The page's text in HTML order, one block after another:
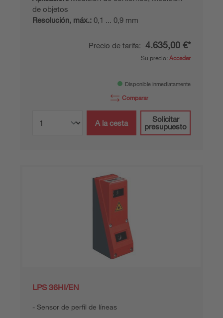
de objetos
Resolución, máx.: 0,1 ... 0,9 mm
Precio de tarifa: 4.635,00 €*
Su precio: Acceder
Disponible inmediatamente
Comparar
A la cesta
Solicitar
presupuesto
LPS 36HI/EN
Sensor de perfil de líneas